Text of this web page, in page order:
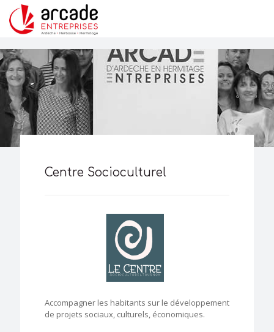
Centre Socioculturel
Accompagner les habitants sur le développement
de projets sociaux, culturels, économiques.